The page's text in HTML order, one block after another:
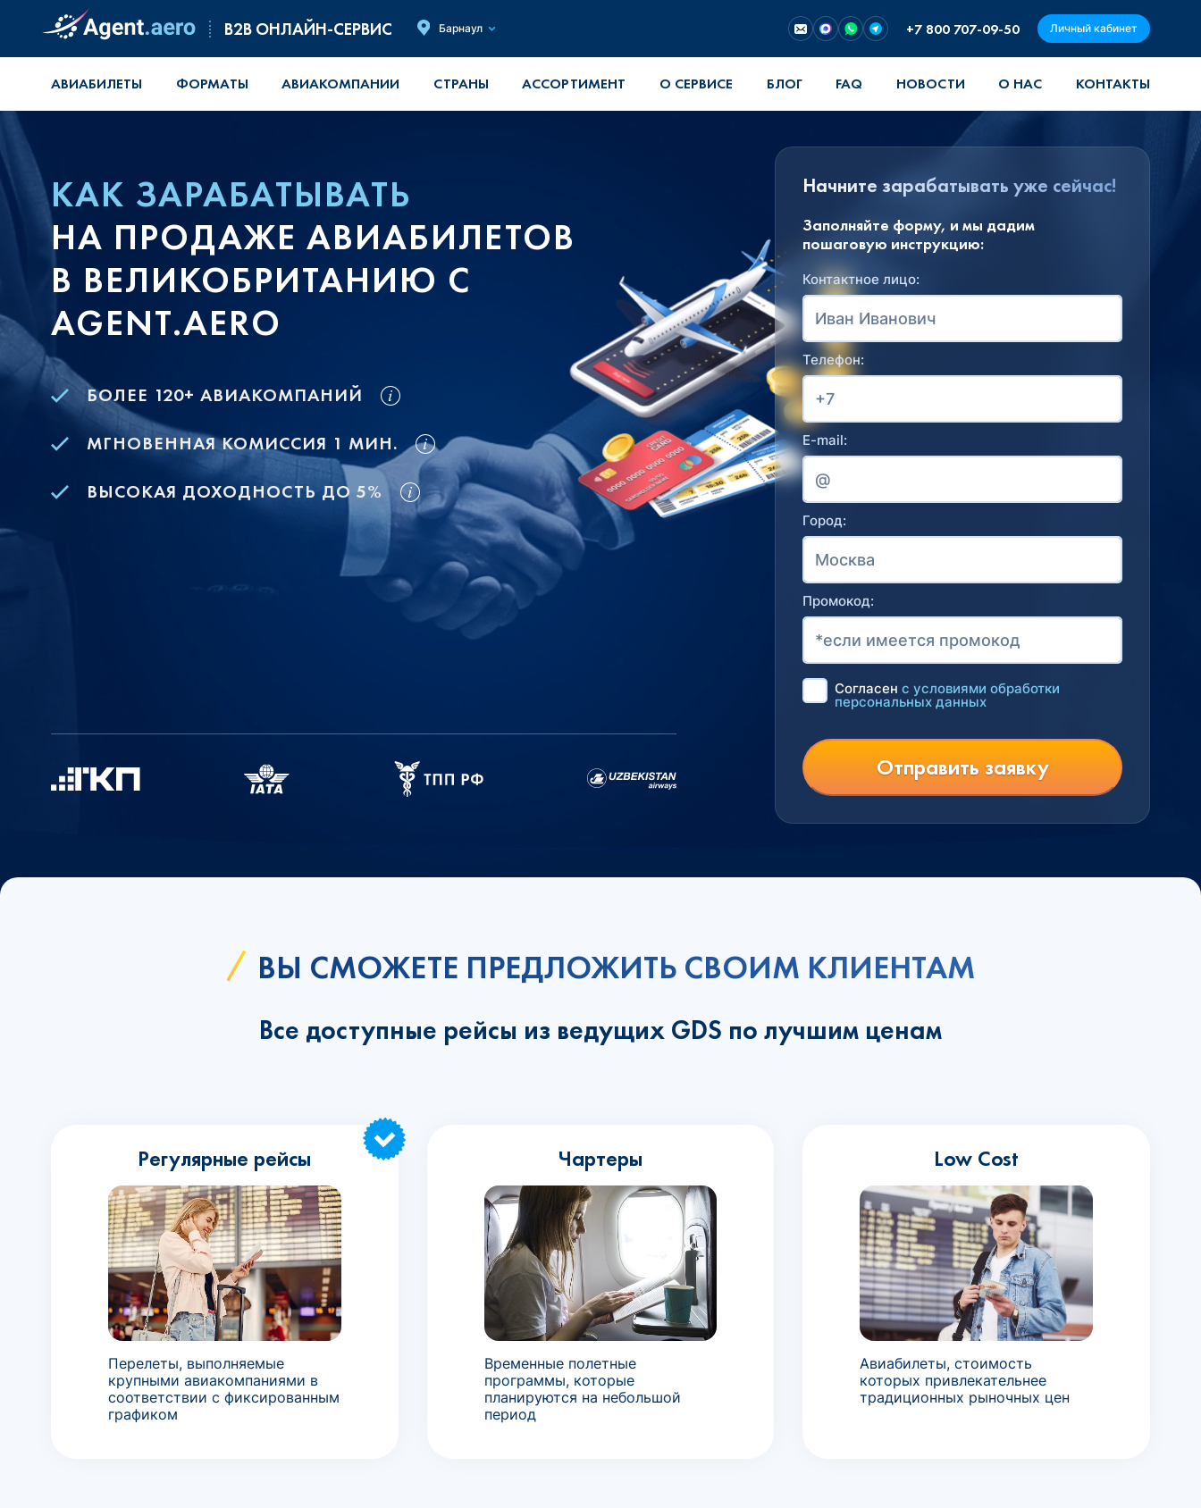
B2B ОНЛАЙН-СЕРВИС Барнаул +7 800 707-09-50 Личный кабинет
АВИАБИЛЕТЫ ФОРМАТЫ АВИАКОМПАНИИ СТРАНЫ АССОРТИМЕНТ О СЕРВИСЕ БЛОГ FAQ НОВОСТИ О НАС КОНТАКТЫ
КАК ЗАРАБАТЫВАТЬ
НА ПРОДАЖЕ АВИАБИЛЕТОВ
В ВЕЛИКОБРИТАНИЮ С
AGENT.AERO
БОЛЕЕ 120+ АВИАКОМПАНИЙ
МГНОВЕННАЯ КОМИССИЯ 1 МИН.
ВЫСОКАЯ ДОХОДНОСТЬ ДО 5%
Начните зарабатывать уже сейчас!
Заполняйте форму, и мы дадим
пошаговую инструкцию:
Контактное лицо:
Телефон:
E-mail:
Город:
Промокод:
Согласен с условиями обработки
персональных данных
Отправить заявку
ВЫ СМОЖЕТЕ ПРЕДЛОЖИТЬ СВОИМ КЛИЕНТАМ
Все доступные рейсы из ведущих GDS по лучшим ценам
Регулярные рейсы
Перелеты, выполняемые
крупными авиакомпаниями в
соответствии с фиксированным
графиком
Чартеры
Временные полетные
программы, которые
планируются на небольшой
период
Low Cost
Авиабилеты, стоимость
которых привлекательнее
традиционных рыночных цен